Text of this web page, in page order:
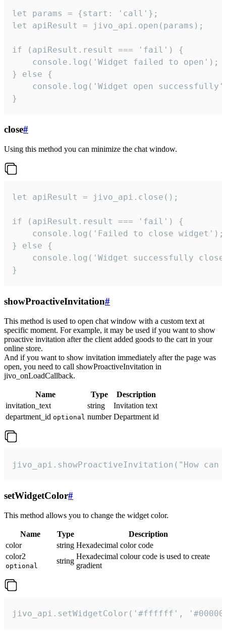
let params = {start: 'call'};
let apiResult = jivo_api.open(params);
if (apiResult.result === 'fail') {
    console.log('Widget failed to open');
} else {
console.log('Widget open
}
close#
Using this method you can minimize the chat window.
let apiResult = jivo_api.close();
if (apiResult.result === 'fail') {
    console.log('Failed to close widget');
} else {
console.log('Widget successfully
}
showProactiveInvitation#
This method is used to open chat window with a custom text at
specific moment. For example, it may be used if you want to show
proactive invitation after the client added goods to the cart in your
online store.
And if you want to show invitation immediately after the page was
open, you need to call showProactiveInvitation in
jivo_onLoadCallback.
Name Type
Description
invitation_text
string
Invitation text
department_id optional number Department id
jivo_api.showProactiveInvitation("How
setWidgetColor#
This method allows you to change the widget color.
Name Type
Description
color
string Hexadecimal color code
color2
optional
string
Hexadecimal colour code is used to create
gradient
jivo_api.setWidgetColor('#ffffff',